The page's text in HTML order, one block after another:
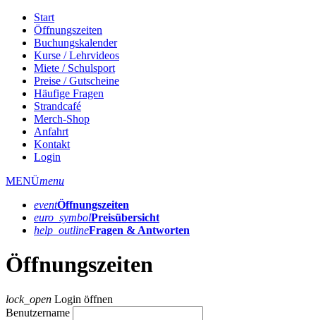
Start
Öffnungszeiten
Buchungskalender
Kurse / Lehrvideos
Miete / Schulsport
Preise / Gutscheine
Häufige Fragen
Strandcafé
Merch-Shop
Anfahrt
Kontakt
Login
MENÜmenu
eventÖffnungs­zeiten
euro_symbolPreis­übersicht
help_outlineFragen & Antworten
Öffnungszeiten
lock_open Login öffnen
Benutzername